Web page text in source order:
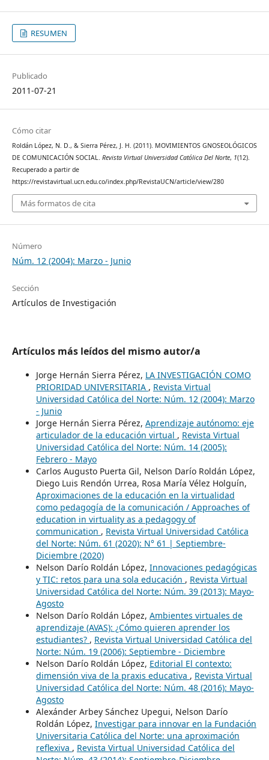
RESUMEN
Publicado
2011-07-21
Cómo citar
Roldán López, N. D., & Sierra Pérez, J. H. (2011). MOVIMIENTOS GNOSEOLÓGICOS
DE COMUNICACIÓN SOCIAL. Revista Virtual Universidad Católica Del Norte, 1(12).
Recuperado a partir de
https://revistavirtual.ucn.edu.co/index.php/RevistaUCN/article/view/280
Más formatos de cita
Número
Núm. 12 (2004): Marzo - Junio
Sección
Artículos de Investigación
Artículos más leídos del mismo autor/a
Jorge Hernán Sierra Pérez, LA INVESTIGACIÓN COMO
PRIORIDAD UNIVERSITARIA , Revista Virtual
Universidad Católica del Norte: Núm. 12 (2004): Marzo
- Junio
Jorge Hernán Sierra Pérez, Aprendizaje autónomo: eje
articulador de la educación virtual , Revista Virtual
Universidad Católica del Norte: Núm. 14 (2005):
Febrero - Mayo
Carlos Augusto Puerta Gil, Nelson Darío Roldán López,
Diego Luis Rendón Urrea, Rosa María Vélez Holguín,
Aproximaciones de la educación en la virtualidad
como pedagogía de la comunicación / Approaches of
education in virtuality as a pedagogy of
communication , Revista Virtual Universidad Católica
del Norte: Núm. 61 (2020): N° 61 | Septiembre-
Diciembre (2020)
Nelson Darío Roldán López, Innovaciones pedagógicas
y TIC: retos para una sola educación , Revista Virtual
Universidad Católica del Norte: Núm. 39 (2013): Mayo-
Agosto
Nelson Darío Roldán López, Ambientes virtuales de
aprendizaje (AVAS): ¿Cómo quieren aprender los
estudiantes? , Revista Virtual Universidad Católica del
Norte: Núm. 19 (2006): Septiembre - Diciembre
Nelson Darío Roldán López, Editorial El contexto:
dimensión viva de la praxis educativa , Revista Virtual
Universidad Católica del Norte: Núm. 48 (2016): Mayo-
Agosto
Alexánder Arbey Sánchez Upegui, Nelson Darío
Roldán López, Investigar para innovar en la Fundación
Universitaria Católica del Norte: una aproximación
reflexiva , Revista Virtual Universidad Católica del